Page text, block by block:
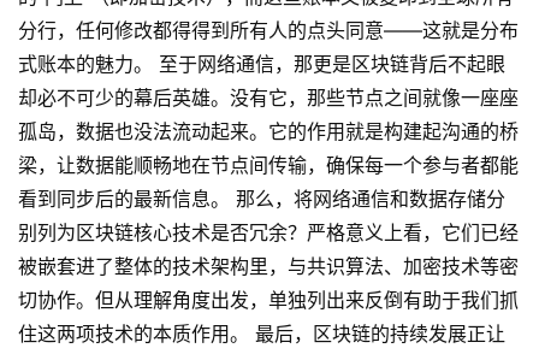
百
科
分行，任何修改都得得到所有人的点头同意——这就是分布
式账本的魅力。 至于网络通信，那更是区块链背后不起眼
却必不可少的幕后英雄。没有它，那些节点之间就像一座座
孤岛，数据也没法流动起来。它的作用就是构建起沟通的桥
梁，让数据能顺畅地在节点间传输，确保每一个参与者都能
看到同步后的最新信息。 那么，将网络通信和数据存储分
别列为区块链核心技术是否冗余？严格意义上看，它们已经
被嵌套进了整体的技术架构里，与共识算法、加密技术等密
切协作。但从理解角度出发，单独列出来反倒有助于我们抓
住这两项技术的本质作用。 最后，区块链的持续发展正让